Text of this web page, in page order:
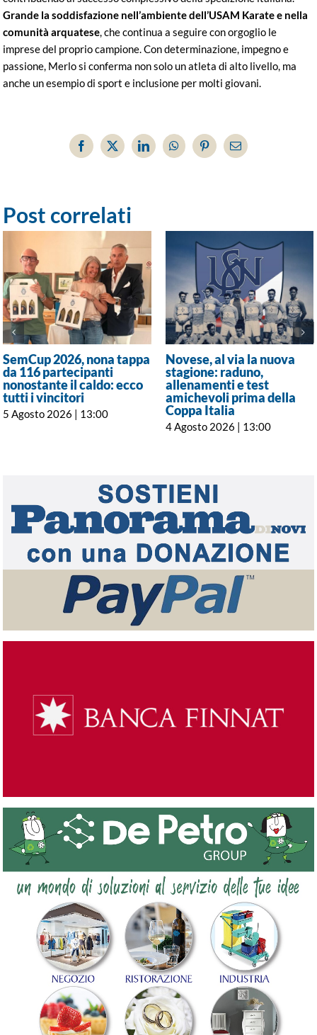
Grande la soddisfazione nell’ambiente dell’USAM Karate e nella
comunità arquatese , che continua a seguire con orgoglio le
imprese del proprio campione. Con determinazione, impegno e
passione, Merlo si conferma non solo un atleta di alto livello, ma
anche un esempio di sport e inclusione per molti giovani.
Facebook
X LinkedInWhatsAppPinterestEmail
Post correlati
SemCup 2026, nona tappa
da 116 partecipanti
nonostante il caldo: ecco
tutti i vincitori
5 Agosto 2026 | 13:00
Novese, al via la nuova
stagione: raduno,
allenamenti e test
amichevoli prima della
Coppa Italia
4 Agosto 2026 | 13:00